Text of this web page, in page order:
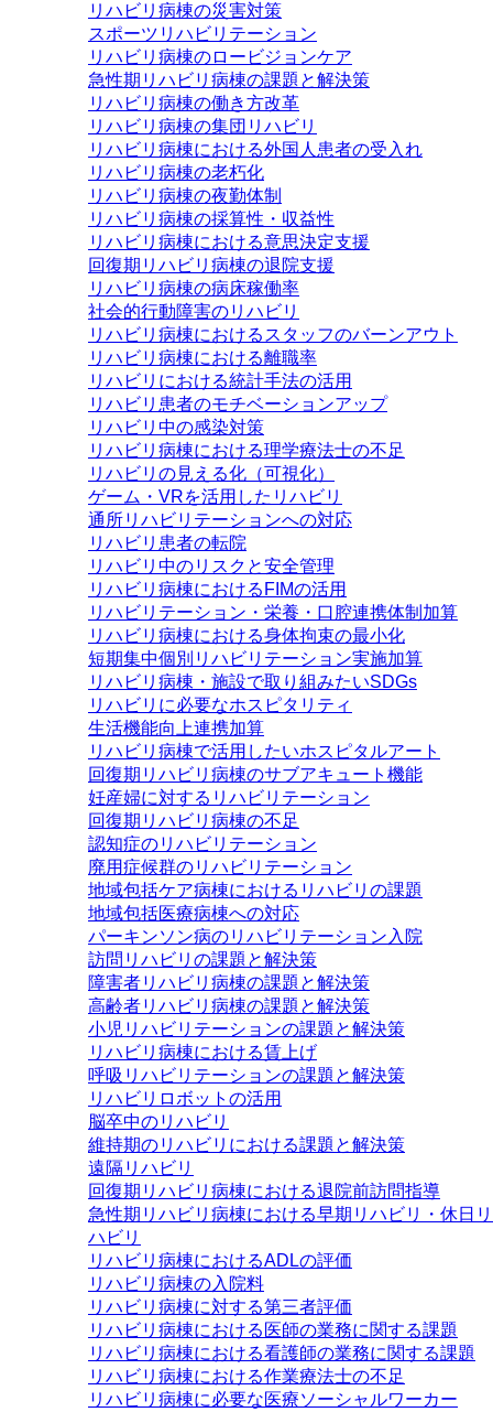
リハビリ病棟の災害対策
スポーツリハビリテーション
リハビリ病棟のロービジョンケア
急性期リハビリ病棟の課題と解決策
リハビリ病棟の働き方改革
リハビリ病棟の集団リハビリ
リハビリ病棟における外国人患者の受入れ
リハビリ病棟の老朽化
リハビリ病棟の夜勤体制
リハビリ病棟の採算性・収益性
リハビリ病棟における意思決定支援
回復期リハビリ病棟の退院支援
リハビリ病棟の病床稼働率
社会的行動障害のリハビリ
リハビリ病棟におけるスタッフのバーンアウト
リハビリ病棟における離職率
リハビリにおける統計手法の活用
リハビリ患者のモチベーションアップ
リハビリ中の感染対策
リハビリ病棟における理学療法士の不足
リハビリの見える化（可視化）
ゲーム・VRを活用したリハビリ
通所リハビリテーションへの対応
リハビリ患者の転院
リハビリ中のリスクと安全管理
リハビリ病棟におけるFIMの活用
リハビリテーション・栄養・口腔連携体制加算
リハビリ病棟における身体拘束の最小化
短期集中個別リハビリテーション実施加算
リハビリ病棟・施設で取り組みたいSDGs
リハビリに必要なホスピタリティ
生活機能向上連携加算
リハビリ病棟で活用したいホスピタルアート
回復期リハビリ病棟のサブアキュート機能
妊産婦に対するリハビリテーション
回復期リハビリ病棟の不足
認知症のリハビリテーション
廃用症候群のリハビリテーション
地域包括ケア病棟におけるリハビリの課題
地域包括医療病棟への対応
パーキンソン病のリハビリテーション入院
訪問リハビリの課題と解決策
障害者リハビリ病棟の課題と解決策
高齢者リハビリ病棟の課題と解決策
小児リハビリテーションの課題と解決策
リハビリ病棟における賃上げ
呼吸リハビリテーションの課題と解決策
リハビリロボットの活用
脳卒中のリハビリ
維持期のリハビリにおける課題と解決策
遠隔リハビリ
回復期リハビリ病棟における退院前訪問指導
急性期リハビリ病棟における早期リハビリ・休日リ
ハビリ
リハビリ病棟におけるADLの評価
リハビリ病棟の入院料
リハビリ病棟に対する第三者評価
リハビリ病棟における医師の業務に関する課題
リハビリ病棟における看護師の業務に関する課題
リハビリ病棟における作業療法士の不足
リハビリ病棟に必要な医療ソーシャルワーカー